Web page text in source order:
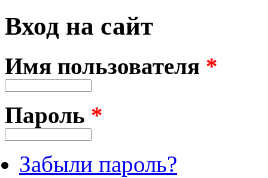
Вход на сайт
Имя пользователя *
Пароль *
Забыли пароль?